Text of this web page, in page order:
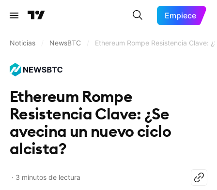
Empiece
Noticias NewsBTC Ethereum Rompe Resistencia Clave:
Ethereum Rompe
Resistencia Clave: ¿Se
avecina un nuevo ciclo
alcista?
3 minutos de lectura